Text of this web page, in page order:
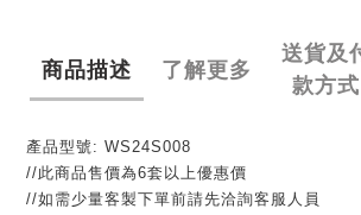
商品描述 了解更多
送貨及
款方式
產品型號: WS24S008
//此商品售價為6套以上優惠價
//如需少量客製下單前請先洽詢客服人員